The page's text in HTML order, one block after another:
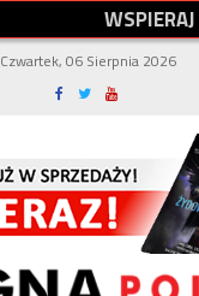
WSPIERAJ
Czwartek, 06 Sierpnia 2026